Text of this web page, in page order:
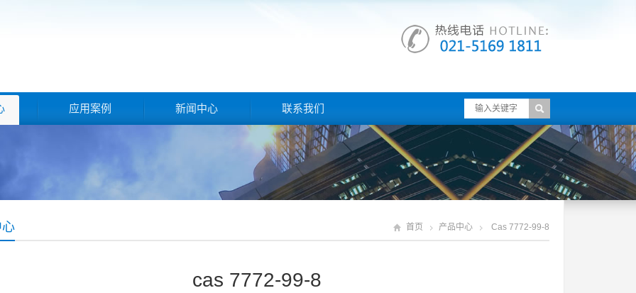
应用案例 新闻中心 联系我们
首页 产品中心 Cas 7772-99-8
cas 7772-99-8